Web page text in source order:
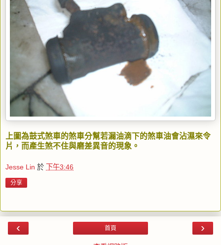
上圖為鼓式煞車的煞車分幫若漏油滴下的煞車油會沾濕來令
片，而產生煞不住與磨差異音的現象。
Jesse Lin 於 下午3:46
分享
‹ ›
首頁